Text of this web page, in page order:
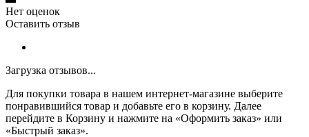
Нет оценок
Оставить отзыв
Загрузка отзывов...
Для покупки товара в нашем интернет-магазине выберите
понравившийся товар и добавьте его в корзину. Далее
перейдите в Корзину и нажмите на «Оформить заказ» или
«Быстрый заказ».